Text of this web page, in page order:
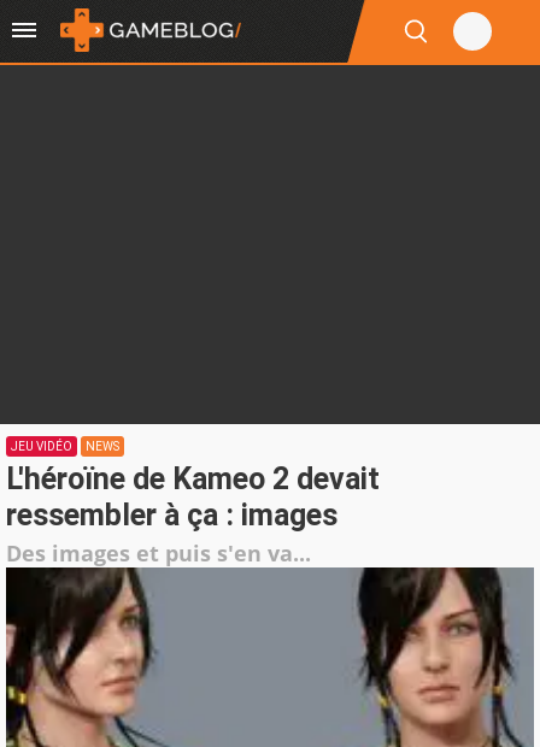
JEU VIDÉO NEWS
L'héroïne de Kameo 2 devait
ressembler à ça : images
Des images et puis s'en va...